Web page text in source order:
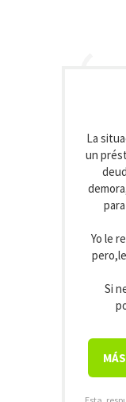
La
un
Yo le
Si